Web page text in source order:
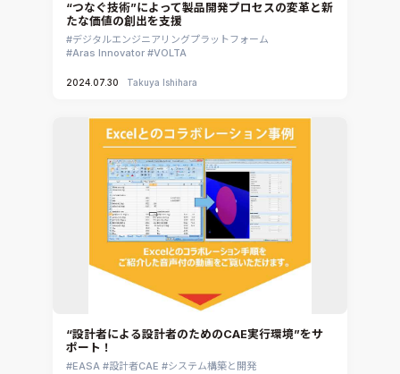
“つなぐ技術”によって製品開発プロセスの変革と新
たな価値の創出を支援
デジタルエンジニアリングプラットフォーム
Aras Innovator
VOLTA
2024.07.30 Takuya Ishihara
“設計者による設計者のためのCAE実行環境”をサ
ポート！
EASA 設計者CAE システム構築と開発